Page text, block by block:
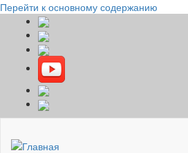
Перейти к основному содержанию